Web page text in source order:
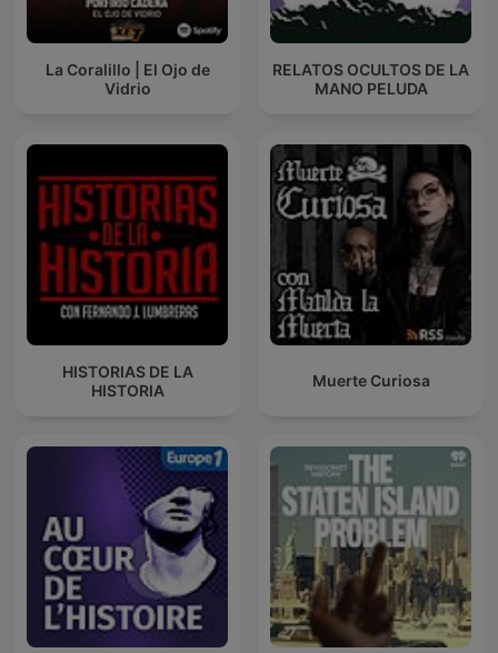
La Coralillo | El Ojo de
Vidrio
RELATOS OCULTOS DE LA
MANO PELUDA
HISTORIAS DE LA
HISTORIA
Muerte Curiosa